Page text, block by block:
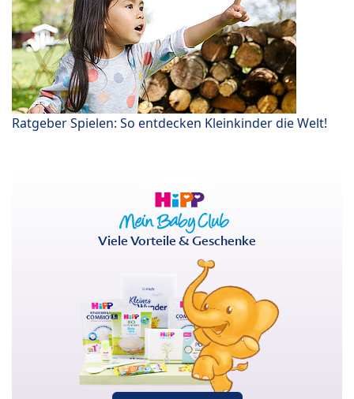
Ratgeber Spielen: So entdecken Kleinkinder die Welt!
Viele Vorteile & Geschenke